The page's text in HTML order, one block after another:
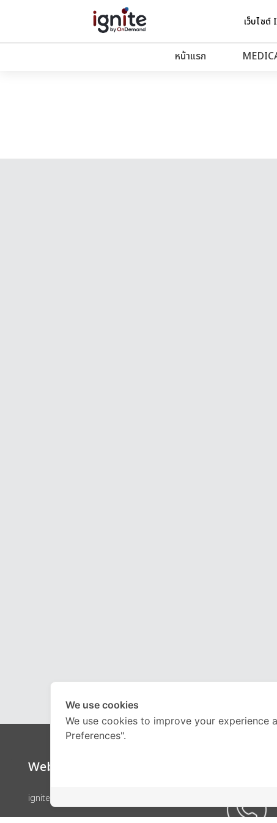
เว็บไซต์
หน้าแรก
Website
ignite by OnDemand
We use cookies
We use cookies to improve your experience
Preferences".